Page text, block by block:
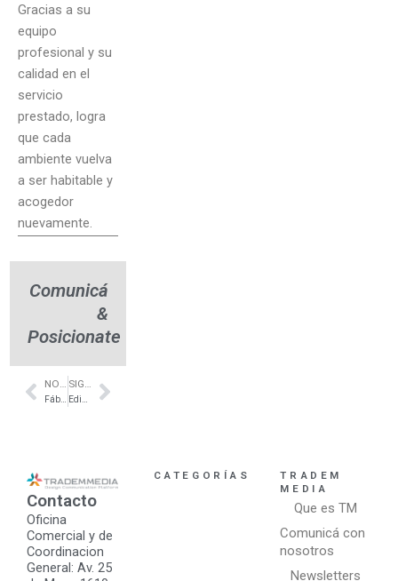
Gracias a su
equipo
profesional y su
calidad en el
servicio
prestado, logra
que cada
ambiente vuelva
a ser habitable y
acogedor
nuevamente.
Comunicá
&
Posicionate
Prev
NOTA ANTERIOR
Fábrica de revestimientos anti humedad Zona Oeste – Capilla Pueblo Nuevo – Hidroseco
SIGUIENTE NOTA
Edificios residenciales en Puerto Escondido – Nordelta – The Kiri Next
Contacto
Oficina
Comercial y de
Coordinacion
General: Av. 25
CATEGORÍAS
TRADEM
MEDIA
Que es TM
Comunicá con
nosotros
Newsletters